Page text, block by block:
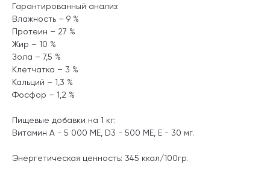
Гарантированный анализ:
Влажность – 9 %
Протеин – 27 %
Жир – 10 %
Зола – 7,5 %
Клетчатка – 3 %
Кальций – 1,3 %
Фосфор – 1,2 %
Пищевые добавки на 1 кг:
Витамин A - 5 000 МЕ, D3 - 500 МЕ, Е - 30 мг.
Энергетическая ценность: 345 ккал/100гр.